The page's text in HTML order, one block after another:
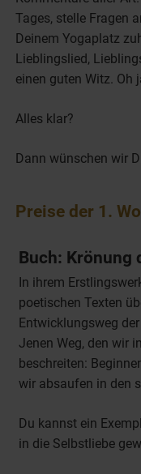
Tages, stelle Fragen
Deinem Yogaplatz
Lieblingslied,
einen guten Witz. Oh
Alles klar?
Dann wünschen wir
Preise der 1.
Buch: Krönung
In ihrem
poetischen Texten
Entwicklungsweg
Jenen Weg, den wir
beschreiten:
wir absaufen in den
Du kannst ein
in die Selbstliebe